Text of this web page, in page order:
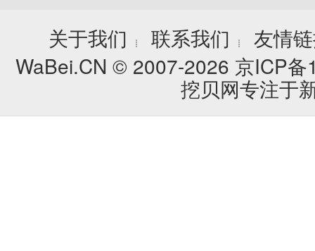
关于我们
┊ 联系我们 ┊
友情
WaBei.CN © 2007-2026 京ICP
挖贝网专注于